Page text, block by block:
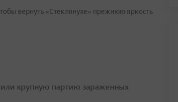
вернуть «Стеклянухе» прежнюю яркость
крупную партию зараженных